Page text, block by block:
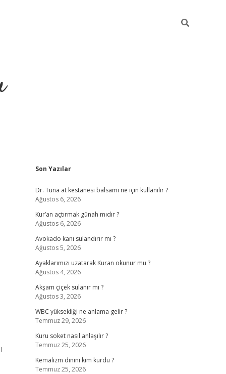
Sidebar
Son Yazılar
Dr. Tuna at kestanesi balsamı ne için kullanılır ?
Ağustos 6, 2026
Kur’an açtırmak günah mıdır ?
Ağustos 6, 2026
Avokado kanı sulandırır mı ?
Ağustos 5, 2026
Ayaklarımızı uzatarak Kuran okunur mu ?
Ağustos 4, 2026
Akşam çiçek sulanır mı ?
Ağustos 3, 2026
WBC yüksekliği ne anlama gelir ?
Temmuz 29, 2026
Kuru soket nasıl anlaşılır ?
Temmuz 25, 2026
Kemalizm dinini kim kurdu ?
Temmuz 25, 2026